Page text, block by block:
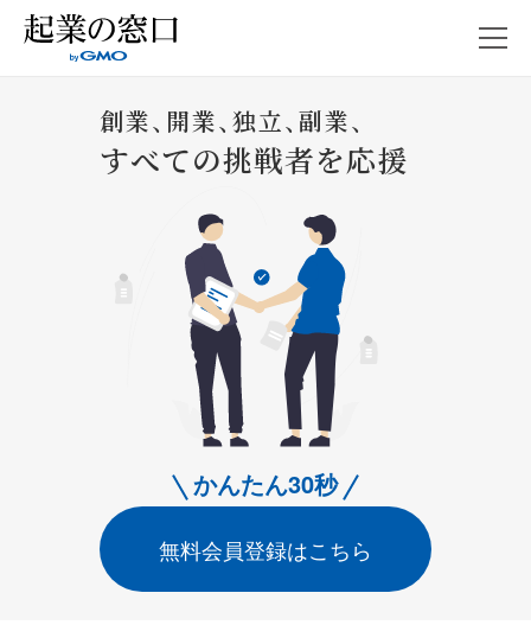
起業の窓口とは
起業の窓口マガジン
目的からサービスを探す
法人登記する サービス名・商号を考える
銀行口座・ビジネスカードを作る 仕事環境を整える
バックオフィスを強化する WEBサイトを作る
ネットショップを開設する 実店舗を運営する
営業活動を行う
創業、開業、独立、副業、
すべての挑戦者を応援
かんたん30秒
無料会員登録はこちら